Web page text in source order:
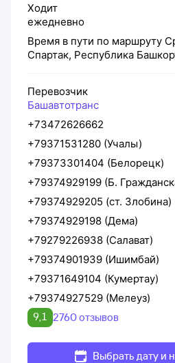
Ходит
ежедневно
Время в пути по маршруту
Спартак, Республика
Перевозчик
Башавтотранс
+73472626662
+79371531280 (Учалы)
+79373301404 (Белорецк)
+79374929199 (Б.
+79374929205 (ст. Злобина)
+79374929198 (Дема)
+79279226938 (Салават)
+79374901939 (Ишимбай)
+79371649104 (Кумертау)
+79374927529 (Мелеуз)
9,1 2760 отзывов
Выбрать дату и